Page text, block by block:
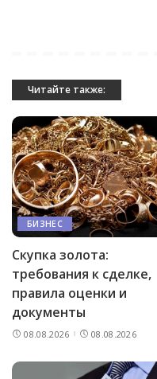
Читайте также:
БИЗНЕС
Скупка золота:
требования к сделке,
правила оценки и
документы
08.08.2026 08.08.2026